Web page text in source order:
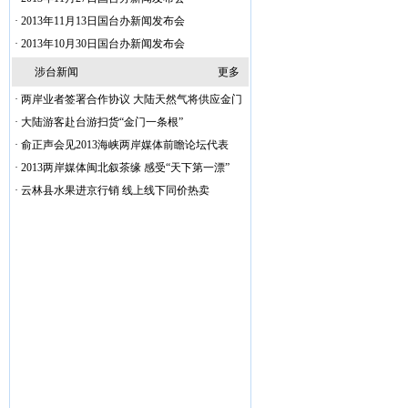
· 2013年11月13日国台办新闻发布会
· 2013年10月30日国台办新闻发布会
更多
涉台新闻
· 两岸业者签署合作协议 大陆天然气将供应金门
· 大陆游客赴台游扫货“金门一条根”
· 俞正声会见2013海峡两岸媒体前瞻论坛代表
· 2013两岸媒体闽北叙茶缘 感受“天下第一漂”
· 云林县水果进京行销 线上线下同价热卖